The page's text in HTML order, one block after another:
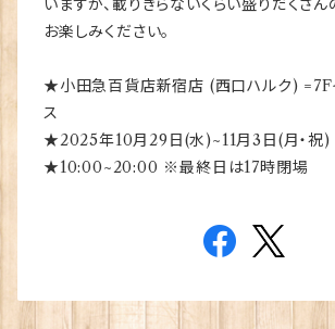
いますが、載りきらないくらい盛りだくさ
お楽しみください。
★小田急百貨店新宿店 (西口ハルク) =7F
ス
★2025年10月29日(水)~11月3日(月・祝)
★10:00~20:00 ※最終日は17時閉場